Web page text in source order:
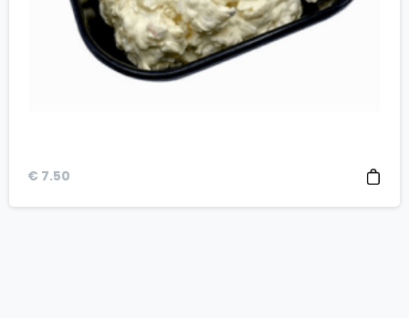
€ 7.50